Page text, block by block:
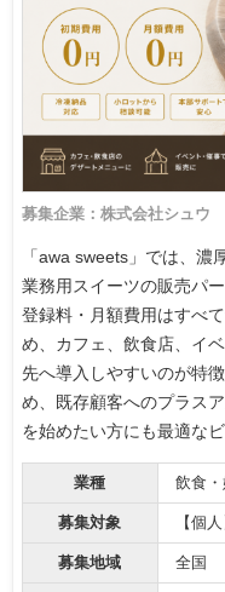
募集企業：株式会社シュウ
「awa sweets」では、濃
業務用スイーツの販売パ
登録料・月額費用はすべ
め、カフェ、飲食店、イ
先へ導入しやすいのが特
め、既存顧客へのプラス
を始めたい方にも最適なビ
業種 飲食
募集対象 【個
募集地域 全国